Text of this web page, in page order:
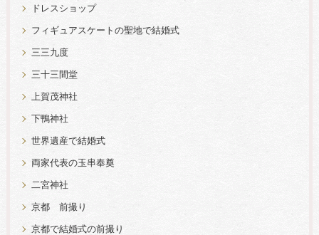
ドレスショップ
フィギュアスケートの聖地で結婚式
三三九度
三十三間堂
上賀茂神社
下鴨神社
世界遺産で結婚式
両家代表の玉串奉奠
二宮神社
京都 前撮り
京都で結婚式の前撮り